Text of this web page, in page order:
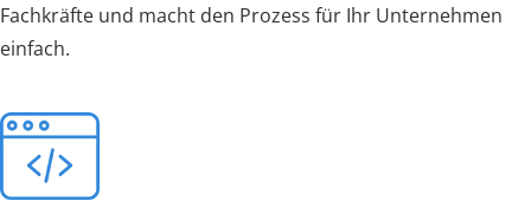
Fachkräfte und macht den Prozess für Ihr Unternehmen
einfach.